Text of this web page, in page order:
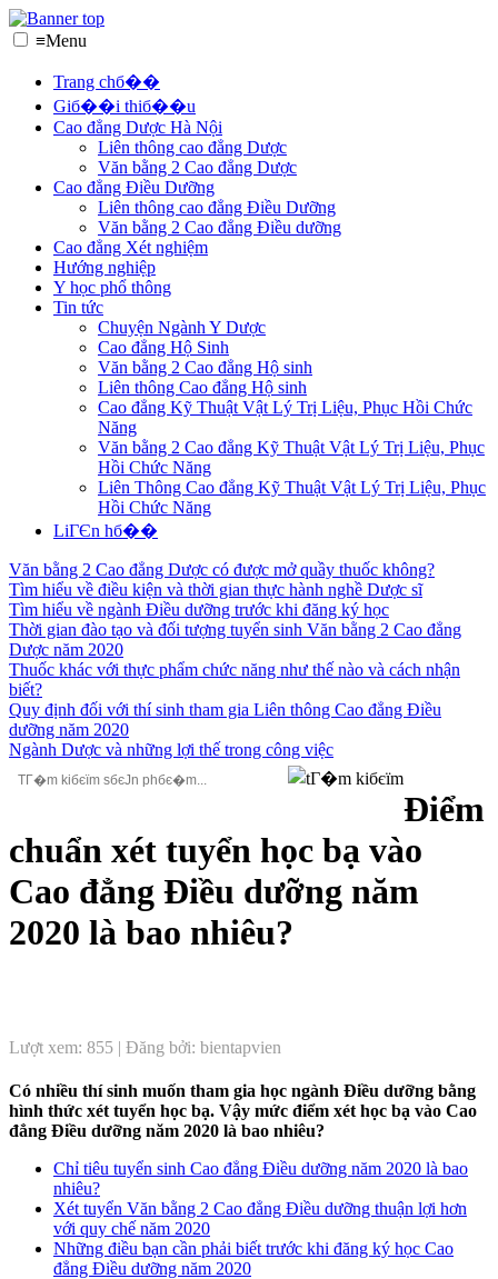
≡Menu
Trang chб��
Giб��i thiб��u
Cao đẳng Dược Hà Nội
Liên thông cao đẳng Dược
Văn bằng 2 Cao đẳng Dược
Cao đẳng Điều Dưỡng
Liên thông cao đẳng Điều Dưỡng
Văn bằng 2 Cao đẳng Điều dưỡng
Cao đẳng Xét nghiệm
Hướng nghiệp
Y học phổ thông
Tin tức
Chuyện Ngành Y Dược
Cao đẳng Hộ Sinh
Văn bằng 2 Cao đẳng Hộ sinh
Liên thông Cao đẳng Hộ sinh
Cao đẳng Kỹ Thuật Vật Lý Trị Liệu, Phục Hồi Chức
Năng
Văn bằng 2 Cao đẳng Kỹ Thuật Vật Lý Trị Liệu, Phục
Hồi Chức Năng
Liên Thông Cao đẳng Kỹ Thuật Vật Lý Trị Liệu, Phục
Hồi Chức Năng
LiГЄn hб��
Văn bằng 2 Cao đẳng Dược có được mở quầy thuốc không?
Tìm hiểu về điều kiện và thời gian thực hành nghề Dược sĩ
Tìm hiểu về ngành Điều dưỡng trước khi đăng ký học
Thời gian đào tạo và đối tượng tuyển sinh Văn bằng 2 Cao đẳng
Dược năm 2020
Thuốc khác với thực phẩm chức năng như thế nào và cách nhận
biết?
Quy định đối với thí sinh tham gia Liên thông Cao đẳng Điều
dưỡng năm 2020
Ngành Dược và những lợi thế trong công việc
Điểm
chuẩn xét tuyển học bạ vào
Cao đẳng Điều dưỡng năm
2020 là bao nhiêu?
Lượt xem: 855 | Đăng bởi: bientapvien
Có nhiều thí sinh muốn tham gia học ngành Điều dưỡng bằng
hình thức xét tuyển học bạ. Vậy mức điểm xét học bạ vào Cao
đẳng Điều dưỡng năm 2020 là bao nhiêu?
Chỉ tiêu tuyển sinh Cao đẳng Điều dưỡng năm 2020 là bao
nhiêu?
Xét tuyển Văn bằng 2 Cao đẳng Điều dưỡng thuận lợi hơn
với quy chế năm 2020
Những điều bạn cần phải biết trước khi đăng ký học Cao
đẳng Điều dưỡng năm 2020